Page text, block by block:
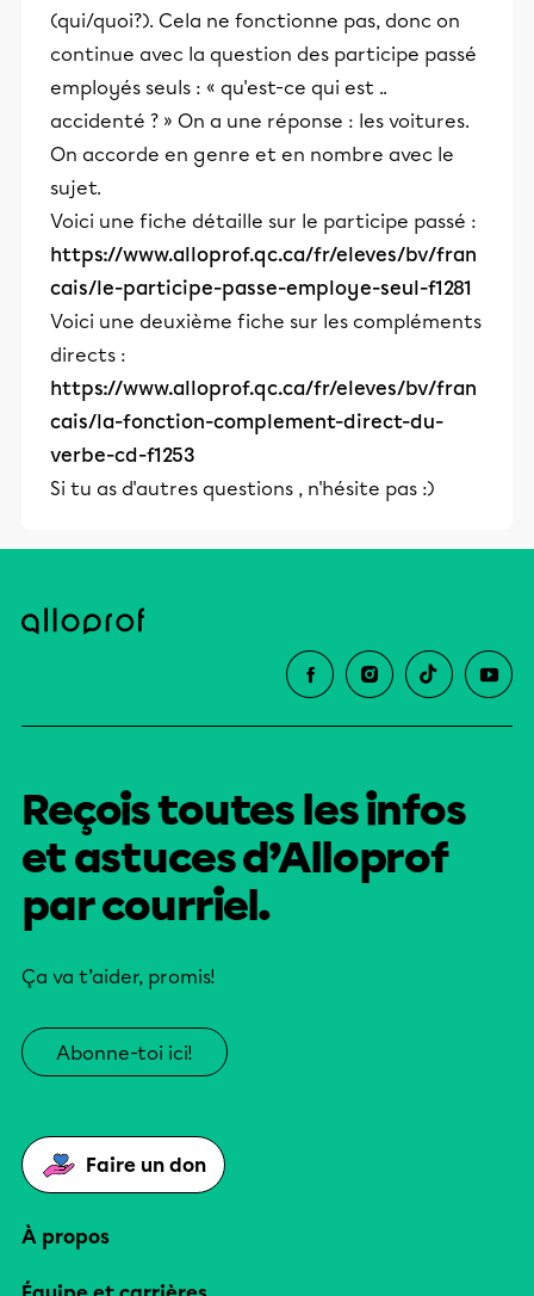
(qui/quoi?). Cela ne fonctionne pas, donc on
continue avec la question des participe passé
employés seuls : « qu'est-ce qui est ..
accidenté ? » On a une réponse : les voitures.
On accorde en genre et en nombre avec le
sujet.
Voici une fiche détaille sur le participe passé :
https://www.alloprof.qc.ca/fr/eleves/bv/fran
cais/le-participe-passe-employe-seul-f1281
Voici une deuxième fiche sur les compléments
directs :
https://www.alloprof.qc.ca/fr/eleves/bv/fran
cais/la-fonction-complement-direct-du-
verbe-cd-f1253
Si tu as d'autres questions , n'hésite pas :)
Reçois toutes les infos
et astuces d’Alloprof
par courriel.
Ça va t’aider, promis!
Abonne-toi ici!
Faire un don
À propos